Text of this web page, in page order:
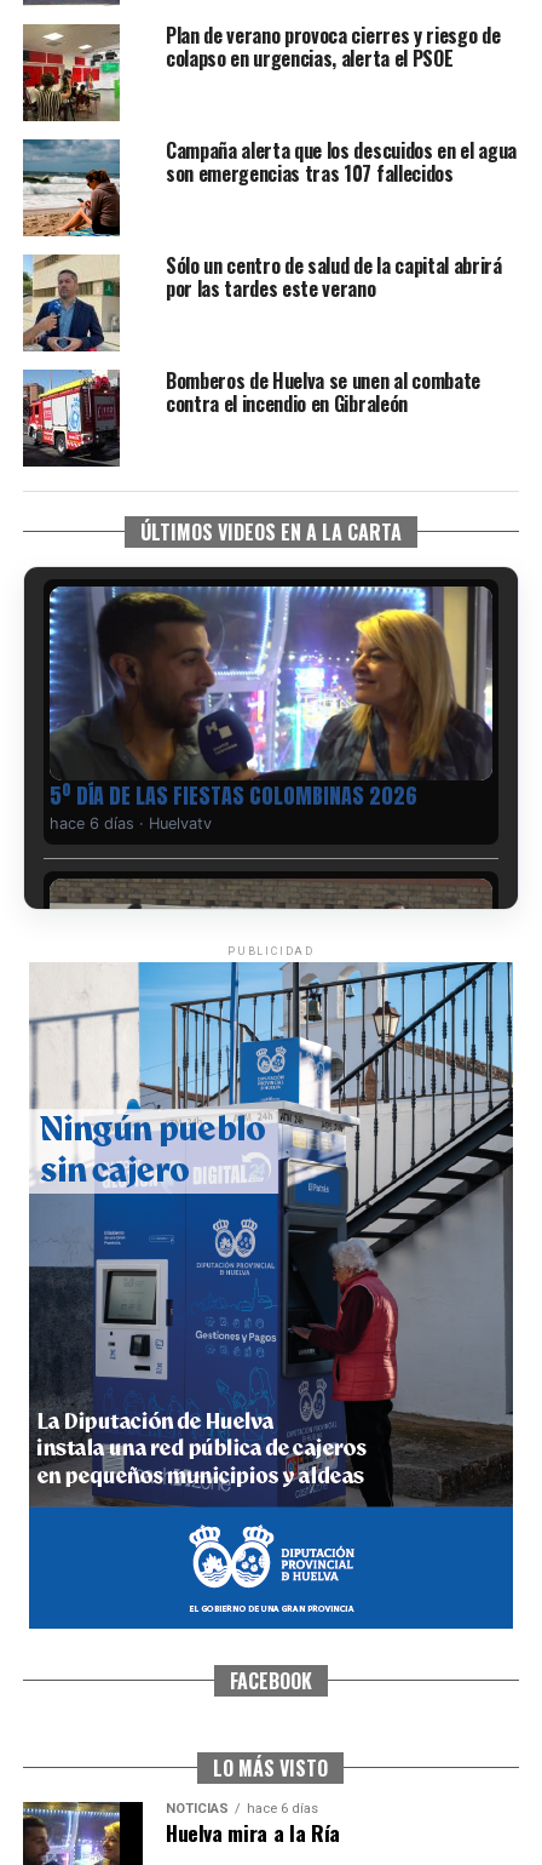
Plan de verano provoca cierres y riesgo de
colapso en urgencias, alerta el PSOE
Campaña alerta que los descuidos en el agua
son emergencias tras 107 fallecidos
Sólo un centro de salud de la capital abrirá
por las tardes este verano
Bomberos de Huelva se unen al combate
contra el incendio en Gibraleón
ÚLTIMOS VIDEOS EN A LA CARTA
5º DÍA DE LAS FIESTAS COLOMBINAS 2026
hace 6 días · Huelvatv
CUARTA CORRIDA DE LAS FIESTAS COLOMBINAS
2026
hace 7 días·Huelvatv
4º DÍA DE LAS FIESTAS COLOMBINAS 2026
hace 7 días· Huelvatv
SEXTA CORRIDA DE LAS FIESTAS COLOMBINAS
PUBLICIDAD
FACEBOOK
LO MÁS VISTO
NOTICIAS hace 6 días
Huelva mira a la Ría